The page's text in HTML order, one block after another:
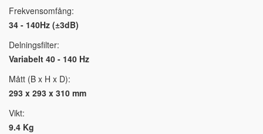
Frekvensomfång:
34 - 140Hz (±3dB)
Delningsfilter:
Variabelt 40 - 140 Hz
Mått (B x H x D):
293 x 293 x 310 mm
Vikt:
9.4 Kg